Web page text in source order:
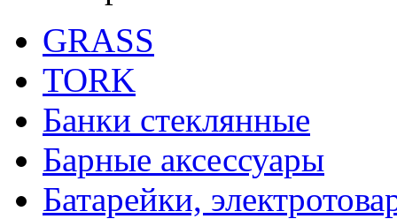
GRASS
TORK
Банки стеклянные
Барные аксессуары
Батарейки,